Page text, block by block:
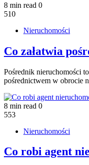
8 min read 0
510
Nieruchomości
Co załatwia
Pośrednik nieruchomości
pośrednictwem w obrocie
8 min read 0
553
Nieruchomości
Co robi agent